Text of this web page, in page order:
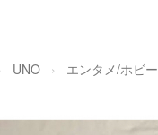
UNO エンタメ/ホビー